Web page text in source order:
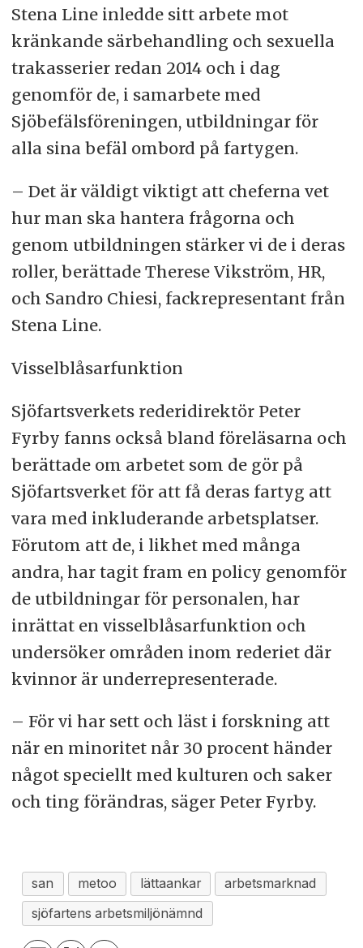
Stena Line inledde sitt arbete mot
kränkande särbehandling och sexuella
trakasserier redan 2014 och i dag
genomför de, i samarbete med
Sjöbefälsföreningen, utbildningar för
alla sina befäl ombord på fartygen.
– Det är väldigt viktigt att cheferna vet
hur man ska hantera frågorna och
genom utbildningen stärker vi de i deras
roller, berättade Therese Vikström, HR,
och Sandro Chiesi, fackrepresentant från
Stena Line.
Visselblåsarfunktion
Sjöfartsverkets rederidirektör Peter
Fyrby fanns också bland föreläsarna och
berättade om arbetet som de gör på
Sjöfartsverket för att få deras fartyg att
vara med inkluderande arbetsplatser.
Förutom att de, i likhet med många
andra, har tagit fram en policy genomför
de utbildningar för personalen, har
inrättat en visselblåsarfunktion och
undersöker områden inom rederiet där
kvinnor är underrepresenterade.
– För vi har sett och läst i forskning att
när en minoritet når 30 procent händer
något speciellt med kulturen och saker
och ting förändras, säger Peter Fyrby.
san metoo lättaankar
arbetsmarknad
sjöfartens arbetsmiljönämnd